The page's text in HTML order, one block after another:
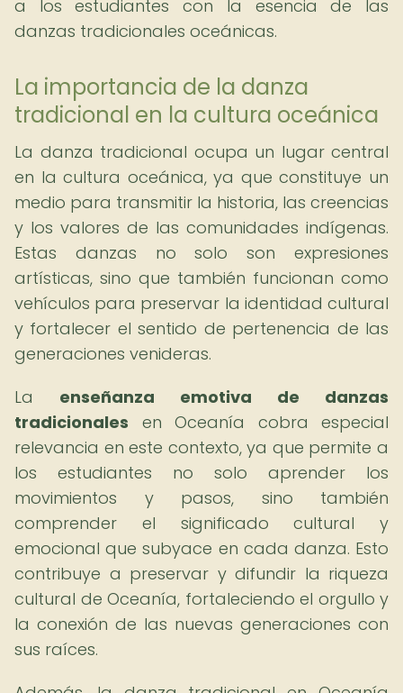
a los estudiantes con la esencia de las
danzas tradicionales oceánicas.
La importancia de la danza
tradicional en la cultura oceánica
La danza tradicional ocupa un lugar central
en la cultura oceánica, ya que constituye un
medio para transmitir la historia, las creencias
y los valores de las comunidades indígenas.
Estas danzas no solo son expresiones
artísticas, sino que también funcionan como
vehículos para preservar la identidad cultural
y fortalecer el sentido de pertenencia de las
generaciones venideras.
La enseñanza emotiva de danzas
tradicionales en Oceanía cobra especial
relevancia en este contexto, ya que permite a
los estudiantes no solo aprender los
movimientos y pasos, sino también
comprender el significado cultural y
emocional que subyace en cada danza. Esto
contribuye a preservar y difundir la riqueza
cultural de Oceanía, fortaleciendo el orgullo y
la conexión de las nuevas generaciones con
sus raíces.